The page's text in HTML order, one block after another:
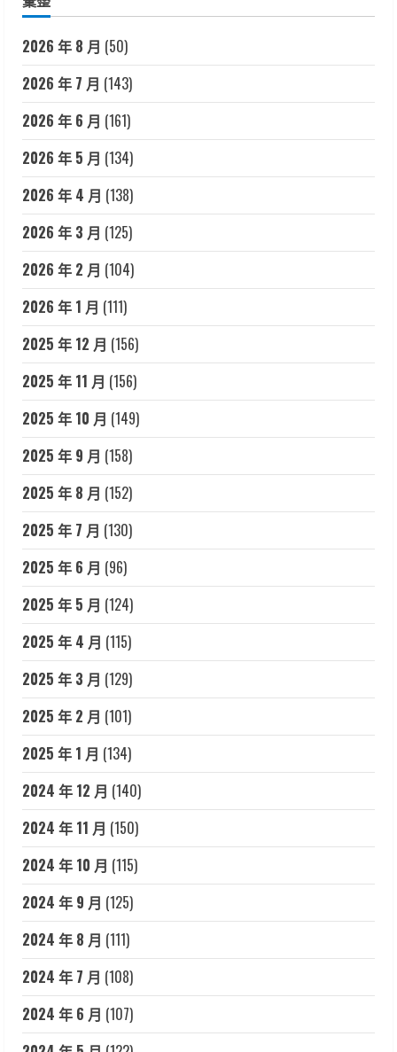
2026 年 8 月 (50)
2026 年 7 月 (143)
2026 年 6 月 (161)
2026 年 5 月 (134)
2026 年 4 月 (138)
2026 年 3 月 (125)
2026 年 2 月 (104)
2026 年 1 月 (111)
2025 年 12 月 (156)
2025 年 11 月 (156)
2025 年 10 月 (149)
2025 年 9 月 (158)
2025 年 8 月 (152)
2025 年 7 月 (130)
2025 年 6 月 (96)
2025 年 5 月 (124)
2025 年 4 月 (115)
2025 年 3 月 (129)
2025 年 2 月 (101)
2025 年 1 月 (134)
2024 年 12 月 (140)
2024 年 11 月 (150)
2024 年 10 月 (115)
2024 年 9 月 (125)
2024 年 8 月 (111)
2024 年 7 月 (108)
2024 年 6 月 (107)